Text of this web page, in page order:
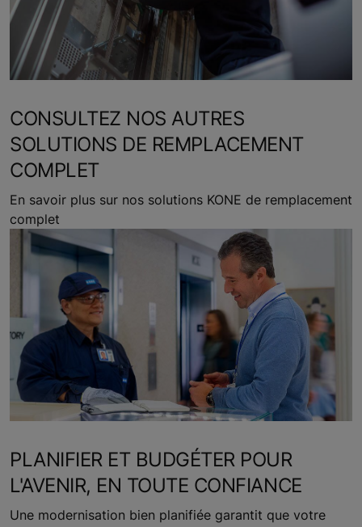
CONSULTEZ NOS AUTRES
SOLUTIONS DE REMPLACEMENT
COMPLET
En savoir plus sur nos solutions KONE de remplacement
complet
PLANIFIER ET BUDGÉTER POUR
L'AVENIR, EN TOUTE CONFIANCE
Une modernisation bien planifiée garantit que votre